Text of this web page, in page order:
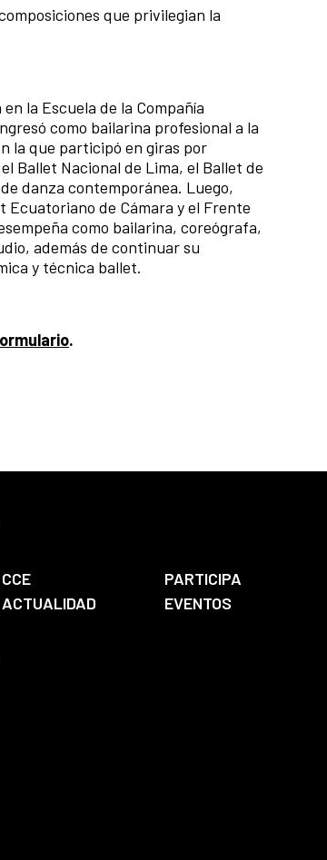
que privilegian la
la Escuela de la Compañía
como bailarina profesional a la
la que participó en giras por
Ballet Nacional de Lima, el Ballet de
danza contemporánea. Luego,
de Cámara y el Frente
como bailarina, coreógrafa,
además de continuar su
y técnica ballet.
.
CCE PARTICIPA
ACTUALIDAD
EVENTOS